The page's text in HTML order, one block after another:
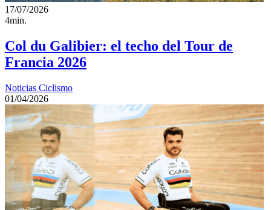
17/07/2026
4min.
Col du Galibier: el techo del Tour de
Francia 2026
Noticias Ciclismo
01/04/2026